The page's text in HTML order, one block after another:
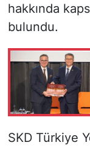
hakkında
bulundu.
SKD Türkiye